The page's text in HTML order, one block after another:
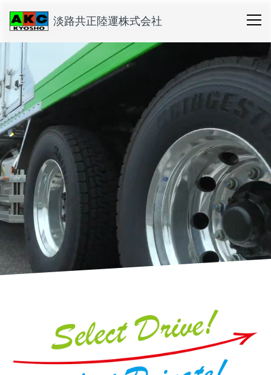
淡路共正陸運株式会社